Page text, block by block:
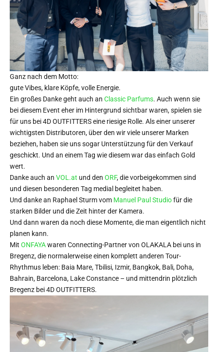
Ganz nach dem Motto:
gute Vibes, klare Köpfe, volle Energie.
Ein großes Danke geht auch an Classic Parfums. Auch wenn sie
bei diesem Event eher im Hintergrund sichtbar waren, spielen sie
für uns bei 4D OUTFITTERS eine riesige Rolle. Als einer unserer
wichtigsten Distributoren, über den wir viele unserer Marken
beziehen, haben sie uns sogar Unterstützung für den Verkauf
geschickt. Und an einem Tag wie diesem war das einfach Gold
wert.
Danke auch an VOL.at und den ORF, die vorbeigekommen sind
und diesen besonderen Tag medial begleitet haben.
Und danke an Raphael Sturm vom Manuel Paul Studiofür die
starken Bilder und die Zeit hinter der Kamera.
Und dann waren da noch diese Momente, die man eigentlich nicht
planen kann.
Mit ONFAYAwaren Connecting-Partner von OLAKALA bei uns in
Bregenz, die normalerweise einen komplett anderen Tour-
Rhythmus leben: Baia Mare, Tbilisi, Izmir, Bangkok, Bali, Doha,
Bahrain, Barcelona, Lake Constance – und mittendrin plötzlich
Bregenz bei 4D OUTFITTERS.